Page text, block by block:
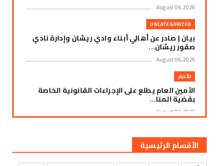
August 06, 2026
UNCATEGORIZED
بيان | صادر عن أهالي أبناء وادي ريشان وإدارة نادي
صقور ريشان...
August 06, 2026
الأخبار
الأمين العام يطلع على الإجراءات القانونية الخاصة
بقضية المنا...
August 06, 2026
لليوم الثالث على التوالي.. الإضراب الجزئي يعم
مديريات الضالع...
August 06, 2026
الأقسام الرئيسية